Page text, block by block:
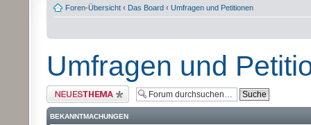
Foren-Übersicht ‹ Das Board ‹ Umfragen und Petitionen
Umfragen und
Neues Thema erstellen
BEKANNTMACHUNGEN